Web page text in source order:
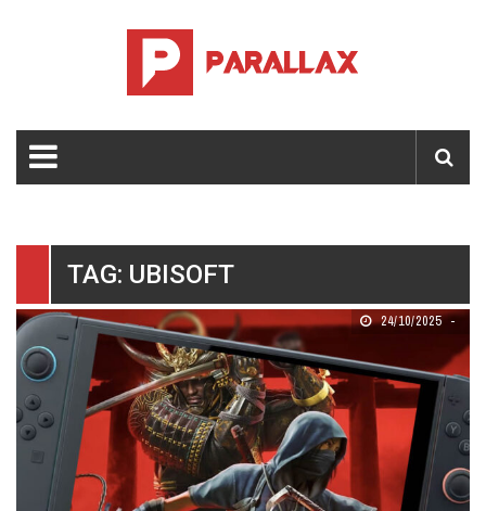
TAG: UBISOFT
24/10/2025